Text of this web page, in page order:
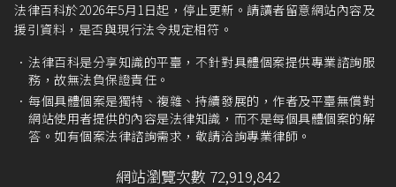
法律百科於2026年5月1日起，停止更新。請讀者留意網站內容及
援引資料，是否與現行法令規定相符。
法律百科是分享知識的平臺，不針對具體個案提供專業諮詢服
務，故無法負保證責任。
每個具體個案是獨特、複雜、持續發展的，作者及平臺無償對
網站使用者提供的內容是法律知識，而不是每個具體個案的解
答。如有個案法律諮詢需求，敬請洽詢專業律師。
網站瀏覽次數 72,919,842